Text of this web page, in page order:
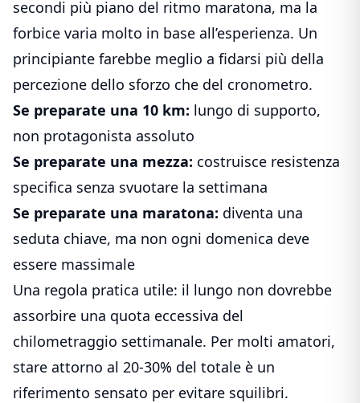
secondi più piano del ritmo maratona, ma la
forbice varia molto in base all’esperienza. Un
principiante farebbe meglio a fidarsi più della
percezione dello sforzo che del cronometro.
Se preparate una 10 km: lungo di supporto,
non protagonista assoluto
Se preparate una mezza: costruisce resistenza
specifica senza svuotare la settimana
Se preparate una maratona: diventa una
seduta chiave, ma non ogni domenica deve
essere massimale
Una regola pratica utile: il lungo non dovrebbe
assorbire una quota eccessiva del
chilometraggio settimanale. Per molti amatori,
stare attorno al 20-30% del totale è un
riferimento sensato per evitare squilibri.